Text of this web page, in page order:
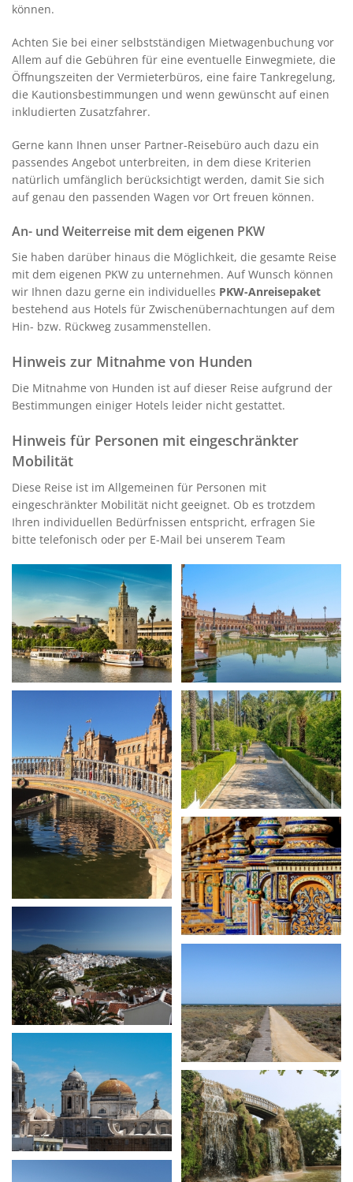
können.
Achten Sie bei einer selbstständigen Mietwagenbuchung vor
Allem auf die Gebühren für eine eventuelle Einwegmiete, die
Öffnungszeiten der Vermieterbüros, eine faire Tankregelung,
die Kautionsbestimmungen und wenn gewünscht auf einen
inkludierten Zusatzfahrer.
Gerne kann Ihnen unser Partner-Reisebüro auch dazu ein
passendes Angebot unterbreiten, in dem diese Kriterien
natürlich umfänglich berücksichtigt werden, damit Sie sich
auf genau den passenden Wagen vor Ort freuen können.
An- und Weiterreise mit dem eigenen PKW
Sie haben darüber hinaus die Möglichkeit, die gesamte Reise
mit dem eigenen PKW zu unternehmen. Auf Wunsch können
wir Ihnen dazu gerne ein individuelles PKW-Anreisepaket
bestehend aus Hotels für Zwischenübernachtungen auf dem
Hin- bzw. Rückweg zusammenstellen.
Hinweis zur Mitnahme von Hunden
Die Mitnahme von Hunden ist auf dieser Reise aufgrund der
Bestimmungen einiger Hotels leider nicht gestattet.
Hinweis für Personen mit eingeschränkter
Mobilität
Diese Reise ist im Allgemeinen für Personen mit
eingeschränkter Mobilität nicht geeignet. Ob es trotzdem
Ihren individuellen Bedürfnissen entspricht, erfragen Sie
bitte telefonisch oder per E-Mail bei unserem Team